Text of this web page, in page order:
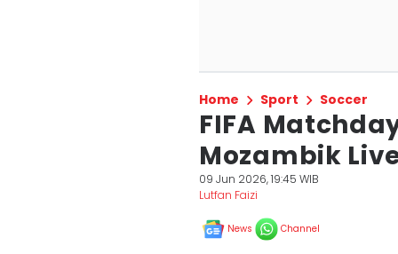
Home Sport Soccer
FIFA
Mozambik
09 Jun 2026, 19:45 WIB
Lutfan Faizi
News Channel